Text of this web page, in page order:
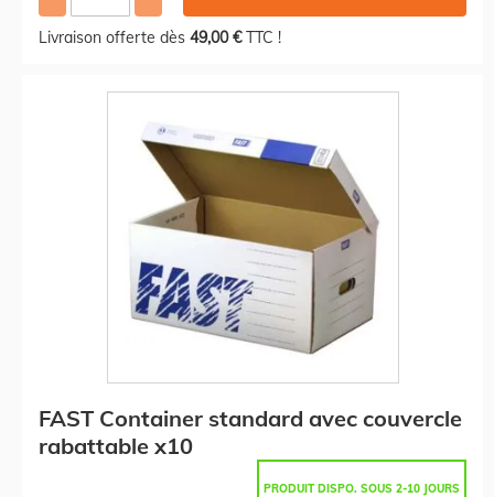
Livraison offerte dès 49,00 €TTC !
FAST Container standard avec couvercle
rabattable x10
PRODUIT DISPO. SOUS 2-10 JOURS